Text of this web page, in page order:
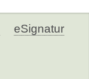
eSignatur